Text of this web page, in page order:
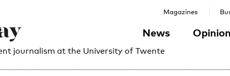
journalism at the University of Twente
News Opinion
Magazines